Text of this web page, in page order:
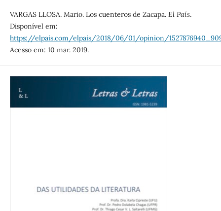
VARGAS LLOSA. Mario. Los cuenteros de Zacapa. El País.
Disponível em:
https://elpais.com/elpais/2018/06/01/opinion/
Acesso em: 10 mar. 2019.